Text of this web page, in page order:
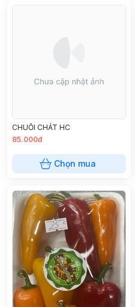
CHUỐI CHÁT HC
85.000đ
Chọn mua